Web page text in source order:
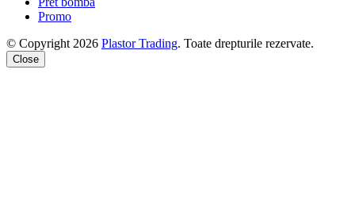
Promo
© Copyright 2026 Plastor Trading. Toate drepturile rezervate.
Close